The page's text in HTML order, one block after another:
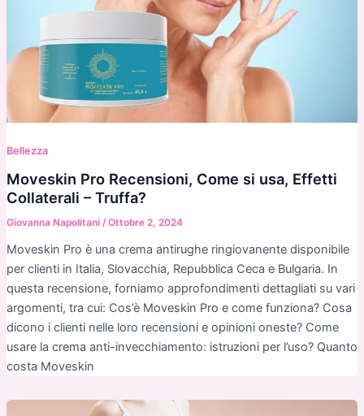
Bellezza
Moveskin Pro Recensioni, Come si usa, Effetti
Collaterali – Truffa?
Giovanna Napolitani /Ottobre 2, 2024
Moveskin Pro è una crema antirughe ringiovanente disponibile
per clienti in Italia, Slovacchia, Repubblica Ceca e Bulgaria. In
questa recensione, forniamo approfondimenti dettagliati su vari
argomenti, tra cui: Cos’è Moveskin Pro e come funziona? Cosa
dicono i clienti nelle loro recensioni e opinioni oneste? Come
usare la crema anti-invecchiamento: istruzioni per l’uso? Quanto
costa Moveskin